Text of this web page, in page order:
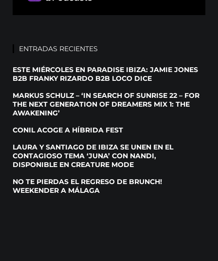
ENTRADAS RECIENTES
ESTE MIÉRCOLES EN PARADISE IBIZA: JAMIE JONES
B2B FRANKY RIZARDO B2B LOCO DICE
MARKUS SCHULZ – ‘IN SEARCH OF SUNRISE 22 – FOR
THE NEXT GENERATION OF DREAMERS MIX 1: THE
AWAKENING’
CONIL ACOGE A HÍBRIDA FEST
LAURA Y SANTIAGO DE IBIZA SE UNEN EN EL
CONTAGIOSO TEMA ‘JUNA’ CON NANDI,
DISPONIBLE EN CREATURE MODE
NO TE PIERDAS EL REGRESO DE BRUNCH!
WEEKENDER A MÁLAGA